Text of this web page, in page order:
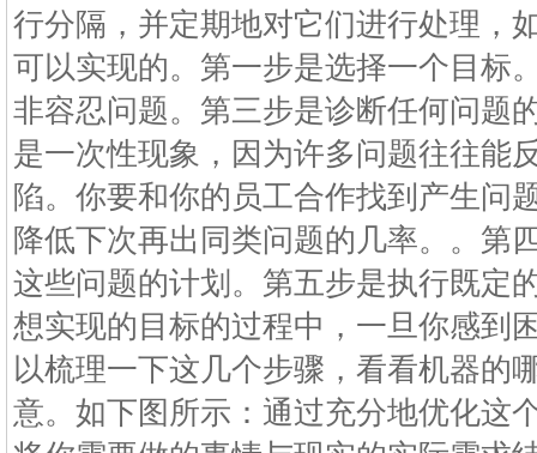
行分隔，并定期地对它们进行处理，
可以实现的。第一步是选择一个目标
非容忍问题。第三步是诊断任何问题
是一次性现象，因为许多问题往往能
陷。你要和你的员工合作找到产生问
降低下次再出同类问题的几率。。第
这些问题的计划。第五步是执行既定
想实现的目标的过程中，一旦你感到
以梳理一下这几个步骤，看看机器的
意。如下图所示：通过充分地优化这